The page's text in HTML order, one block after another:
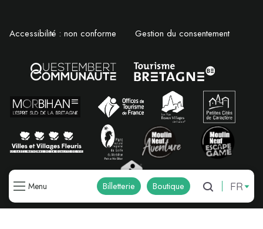
Menu Billetterie Boutique
Recherche
FR
Accessibilité : non conforme Gestion du consentement